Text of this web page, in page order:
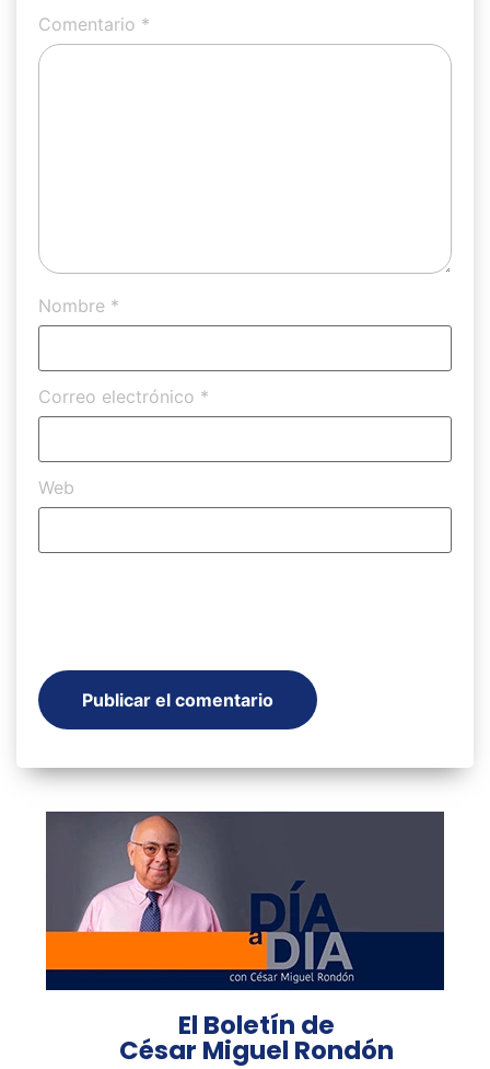
Comentario *
Nombre *
Correo electrónico *
Web
El Boletín de
César Miguel Rondón